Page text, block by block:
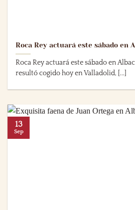
Roca Rey actuará este sábado en
Roca Rey actuará este sábado en
resultó cogido hoy en Valladolid, [...]
13
Sep